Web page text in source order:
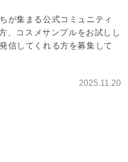
が集まる公式コミュニティ
、コスメサンプルをお試しし
信してくれる方を募集して
2025.11.20